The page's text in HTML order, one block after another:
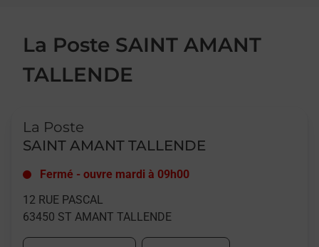
La Poste SAINT AMANT
TALLENDE
La Poste
SAINT AMANT TALLENDE
Fermé - ouvre mardi à 09h00
12 RUE PASCAL
63450 ST AMANT TALLENDE